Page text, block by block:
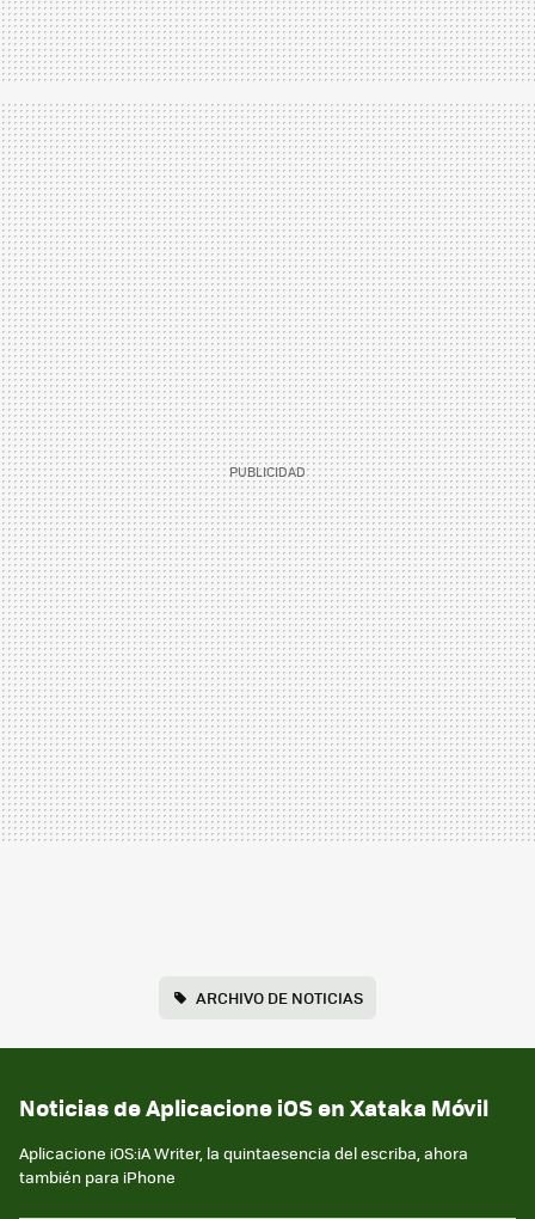
ARCHIVO DE NOTICIAS
Noticias de Aplicacione iOS en Xataka Móvil
Aplicacione iOS:iA Writer, la quintaesencia del escriba, ahora
también para iPhone